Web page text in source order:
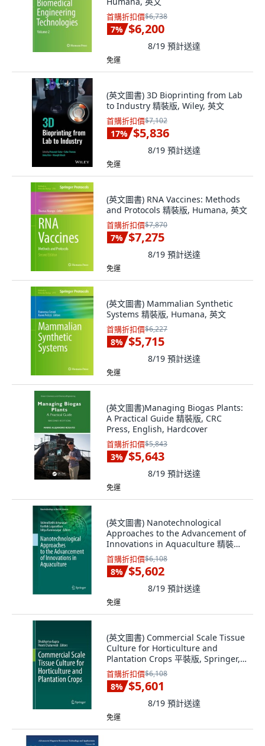
首購折扣價$6,738
7% $6,200
8/19 預計送達
免運
(英文圖書) 3D Bioprinting from Lab
to Industry 精裝版, Wiley, 英文
首購折扣價$7,102
17% $5,836
8/19 預計送達
免運
(英文圖書) RNA Vaccines: Methods
and Protocols 精裝版, Humana, 英文
首購折扣價$7,870
7% $7,275
8/19 預計送達
免運
(英文圖書) Mammalian Synthetic
Systems 精裝版, Humana, 英文
首購折扣價$6,227
8% $5,715
8/19 預計送達
免運
(英文圖書)Managing Biogas Plants:
A Practical Guide 精裝版, CRC
Press, English, Hardcover
首購折扣價$5,843
3% $5,643
8/19 預計送達
免運
(英文圖書) Nanotechnological
Approaches to the Advancement of
Innovations in Aquaculture 精裝版,
Springer, 英文
首購折扣價$6,108
8% $5,602
8/19 預計送達
免運
(英文圖書) Commercial Scale Tissue
Culture for Horticulture and
Plantation Crops 平裝版, Springer,
英文
首購折扣價$6,108
8% $5,601
8/19 預計送達
免運